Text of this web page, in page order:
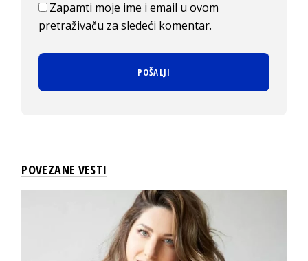
Zapamti moje ime i email u ovom
pretraživaču za sledeći komentar.
POVEZANE VESTI